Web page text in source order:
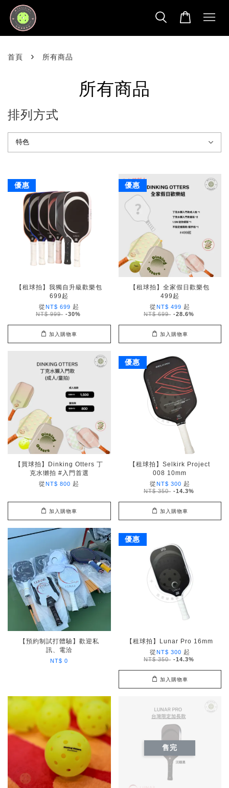
首頁 › 所有商品
所有商品
排列方式
優惠
【租球拍】我獨自升級歡樂包
699起
從NT$ 699 起
NT$ 999 -30%
加入購物車
優惠
【租球拍】全家假日歡樂包
499起
從NT$ 499 起
NT$ 699 -28.6%
加入購物車
【買球拍】Dinking Otters 丁
克水獺拍 #入門首選
從NT$ 800 起
加入購物車
優惠
【租球拍】Selkirk Project
008 10mm
從NT$ 300 起
NT$ 350 -14.3%
加入購物車
【預約制試打體驗】歡迎私
訊、電洽
NT$ 0
優惠
【租球拍】Lunar Pro 16mm
從NT$ 300 起
NT$ 350 -14.3%
加入購物車
售完